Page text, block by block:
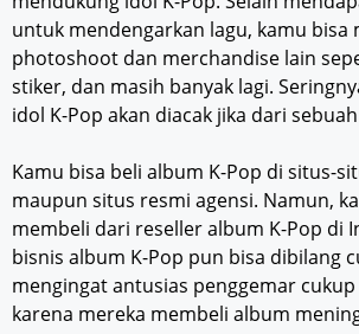
untuk mendengarkan lagu, kamu bisa
photoshoot dan merchandise lain
stiker, dan masih banyak lagi.
idol K-Pop akan diacak jika dari
Kamu bisa beli album K-Pop di situs-
maupun situs resmi agensi. Namun,
membeli dari reseller album K-Pop di
bisnis album K-Pop pun bisa dibilang
mengingat antusias penggemar
karena mereka membeli album